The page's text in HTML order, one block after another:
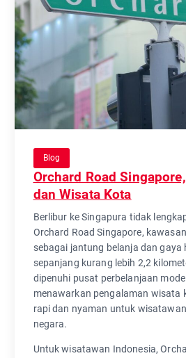
Blog
Orchard Road
dan Wisata Kota
Berlibur ke Singapura tidak
Orchard Road Singapore,
sebagai jantung belanja dan gaya
sepanjang kurang lebih 2,2
dipenuhi pusat perbelanjaan
menawarkan pengalaman wisata
rapi dan nyaman untuk
negara.
Untuk wisatawan Indonesia,